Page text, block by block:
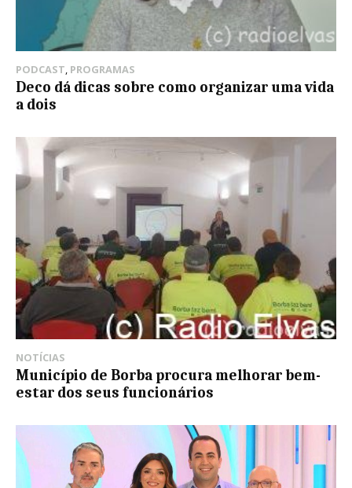
PODCAST, PROGRAMAS
Deco dá dicas sobre como organizar uma vida
a dois
NOTÍCIAS
​Município de Borba procura melhorar bem-
estar dos seus funcionários